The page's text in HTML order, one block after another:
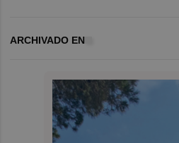
ARCHIVADO EN